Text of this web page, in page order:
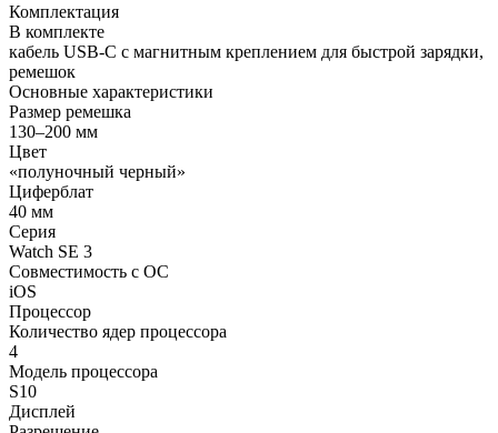
Комплектация
В комплекте
кабель USB-C с магнитным креплением для быстрой зарядки,
ремешок
Основные характеристики
Размер ремешка
130–200 мм
Цвет
«полуночный черный»
Циферблат
40 мм
Серия
Watch SE 3
Совместимость с ОС
iOS
Процессор
Количество ядер процессора
4
Модель процессора
S10
Дисплей